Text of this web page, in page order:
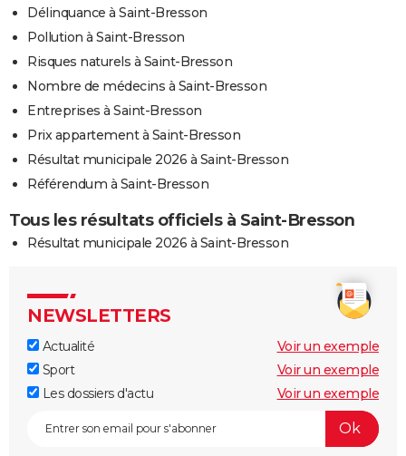
Délinquance à Saint-Bresson
Pollution à Saint-Bresson
Risques naturels à Saint-Bresson
Nombre de médecins à Saint-Bresson
Entreprises à Saint-Bresson
Prix appartement à Saint-Bresson
Résultat municipale 2026 à Saint-Bresson
Référendum à Saint-Bresson
Tous les résultats officiels à Saint-Bresson
Résultat municipale 2026 à Saint-Bresson
NEWSLETTERS
Actualité
Voir un exemple
Sport
Voir un exemple
Les dossiers d'actu
Voir un exemple